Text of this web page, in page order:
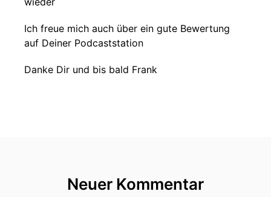
Ich freue mich auch über ein gute Bewertung
auf Deiner Podcaststation
Danke Dir und bis bald Frank
Neuer Kommentar